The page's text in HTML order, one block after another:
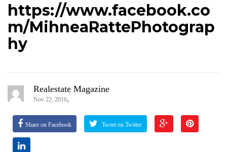
https://www.facebook.co
m/MihneaRattePhotograp
hy
Realestate Magazine
Nov 22, 2016,
Share on Facebook Tweet on Twitter